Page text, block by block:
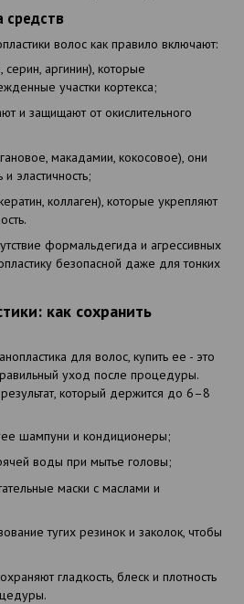
средств
волос как правило включают:
серин, аргинин), которые
участки кортекса;
и защищают от окислительного
макадамии, кокосовое), они
эластичность;
коллаген), которые укрепляют
формальдегида и агрессивных
безопасной даже для тонких
как сохранить
для волос, купить ее - это
уход после процедуры.
который держится до 6–8
шампуни и кондиционеры;
воды при мытье головы;
маски с маслами и
тугих резинок и заколок, чтобы
гладкость, блеск и плотность